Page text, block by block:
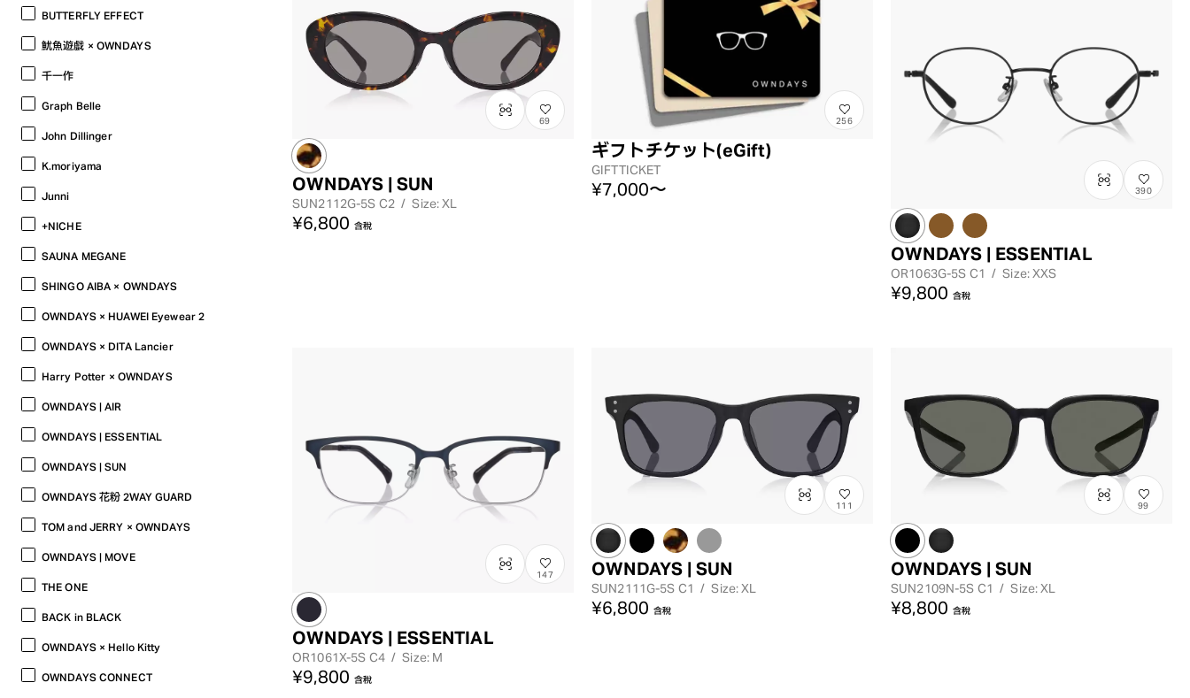
BUTTERFLY EFFECT
魷魚遊戲 × OWNDAYS
千一作
Graph Belle
John Dillinger
K.moriyama
Junni
+NICHE
SAUNA MEGANE
SHINGO AIBA × OWNDAYS
OWNDAYS × HUAWEI Eyewear 2
OWNDAYS × DITA Lancier
Harry Potter × OWNDAYS
OWNDAYS | AIR
OWNDAYS | ESSENTIAL
OWNDAYS | SUN
OWNDAYS 花粉 2WAY GUARD
TOM and JERRY × OWNDAYS
OWNDAYS | MOVE
THE ONE
BACK in BLACK
OWNDAYS × Hello Kitty
OWNDAYS CONNECT
69
OWNDAYS | SUN
SUN2112G-5S C2 / Size: XL
¥6,800 含稅
256
ギフトチケット(eGift)
GIFTTICKET
¥7,000〜 390
OWNDAYS | ESSENTIAL
OR1063G-5S C1 / Size: XXS
¥9,800 含稅
147
OWNDAYS | ESSENTIAL
OR1061X-5S C4 / Size: M
¥9,800 含稅
111
OWNDAYS | SUN
SUN2111G-5S C1 / Size: XL
¥6,800 含稅
99
OWNDAYS | SUN
SUN2109N-5S C1 / Size: XL
¥8,800 含稅